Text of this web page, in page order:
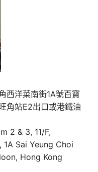
西洋菜南街1A號百寶
角站E2出口或港鐵油
2 & 3, 11/F,
Sai Yeung Choi
Hong Kong